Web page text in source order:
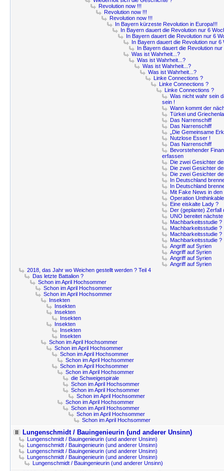
Revolution now !!!
Revolution now !!!
Revolution now !!!
In Bayern kürzeste Revolution in Europa!!!
In Bayern dauert die Revolution nur 6
In Bayern dauert die Revolution nur 6
In Bayern dauert die Revolution nur 6
In Bayern dauert die Revolution
Was ist Wahrheit...?
Was ist Wahrheit...?
Was ist Wahrheit...?
Was ist Wahrheit...?
Linke Connections ?
Linke Connections ?
Linke Connections ?
Was nicht wahr sein
sein !
Wann kommt der
Türkei und
Das Narrenschiff
Das Narrenschiff
„Die Gemeinsame
Nutzlose Esser !
Das Narrenschiff
Bevorstehender
erfassen
Die zwei Gesichter
Die zwei Gesichter
Die zwei Gesichter
In Deutschland
In Deutschland
Mit Fake News in
Operation
Eine eiskalte Lady ?
Der (geplante) Zerfall
UNO bereitet
Machbarkeitsstudie ?
Machbarkeitsstudie ?
Machbarkeitsstudie ?
Machbarkeitsstudie ?
Angriff auf Syrien
Angriff auf Syrien
Angriff auf Syrien
Angriff auf Syrien
2018, das Jahr wo Weichen gestellt werden ? Teil 4
Das letzte Battalion ?
Schon im April Hochsommer
Schon im April Hochsommer
Schon im April Hochsommer
Insekten
Insekten
Insekten
Insekten
Insekten
Insekten
Insekten
Schon im April Hochsommer
Schon im April Hochsommer
Schon im April Hochsommer
Schon im April Hochsommer
Schon im April Hochsommer
Schon im April Hochsommer
die Schweigespirale
Schon im April Hochsommer
Schon im April Hochsommer
Schon im April Hochsommer
Schon im April Hochsommer
Schon im April Hochsommer
Schon im April Hochsommer
Schon im April Hochsommer
Lungenschmidt / Bauingenieurin (und anderer Unsinn)
Lungenschmidt / Bauingenieurin (und anderer Unsinn)
Lungenschmidt / Bauingenieurin (und anderer Unsinn)
Lungenschmidt / Bauingenieurin (und anderer Unsinn)
Lungenschmidt / Bauingenieurin (und anderer Unsinn)
Lungenschmidt / Bauingenieurin (und anderer Unsinn)